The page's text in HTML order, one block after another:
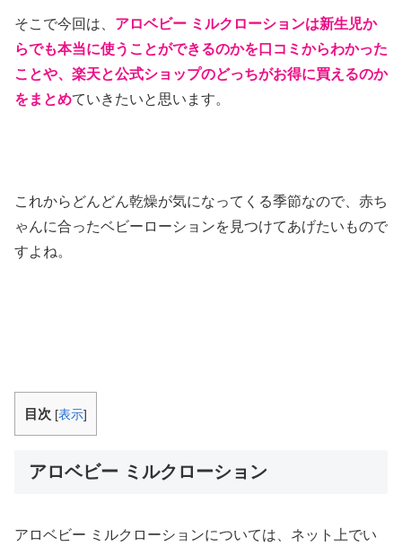
そこで今回は、 アロベビー ミルクローションは新生児か
らでも本当に使うことができるのかを口コミからわかった
ことや、楽天と公式ショップのどっちがお得に買えるのか
をまとめていきたいと思います。
これからどんどん乾燥が気になってくる季節なので、赤ち
ゃんに合ったベビーローションを見つけてあげたいもので
すよね。
目次 [表示]
アロベビー ミルクローション
アロベビー ミルクローションについては、ネット上でい